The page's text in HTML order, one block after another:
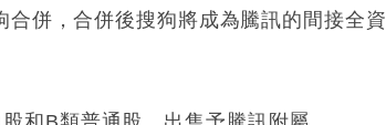
併，合併後搜狗將成為騰訊的間接全資